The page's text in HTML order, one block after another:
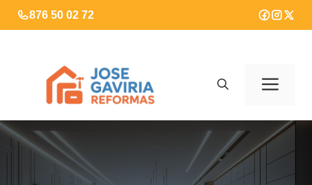
Saltar
al
876 50 02 72